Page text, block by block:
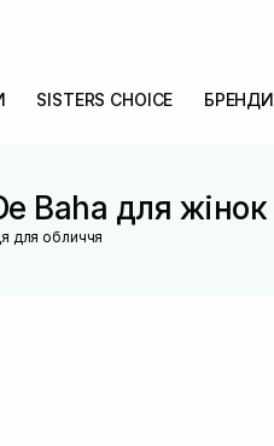
SISTERS CHOICE БРЕНДИ
Baha для жінок
для обличчя